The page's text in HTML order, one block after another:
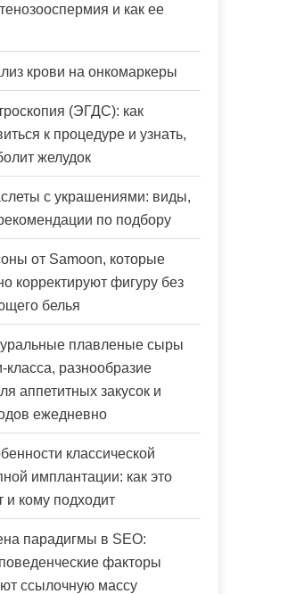
и как ее
крови на онкомаркеры
(ЭГДС): как
к процедуре и узнать,
желудок
с украшениями: виды,
по подбору
от Samoon, которые
корректируют фигуру без
белья
плавленые сыры
класса, разнообразие
аппетитных закусок и
ежедневно
классической
имплантации: как это
и кому подходит
парадигмы в SEO:
факторы
ссылочную массу